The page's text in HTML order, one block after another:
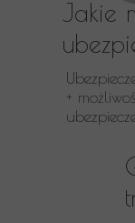
+
Jakie